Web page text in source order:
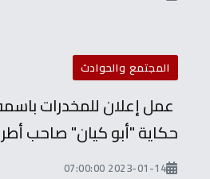
المجتمع والحوادث
عمل إعلان للمخدرات
حكاية "أبو كيان" صاحب
2023-01-14 07:00:00